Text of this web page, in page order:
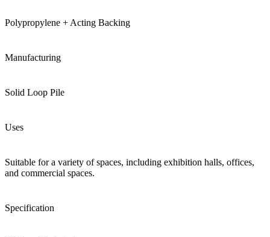
Polypropylene + Acting Backing
Manufacturing
Solid Loop Pile
Uses
Suitable for a variety of spaces, including exhibition halls, offices,
and commercial spaces.
Specification